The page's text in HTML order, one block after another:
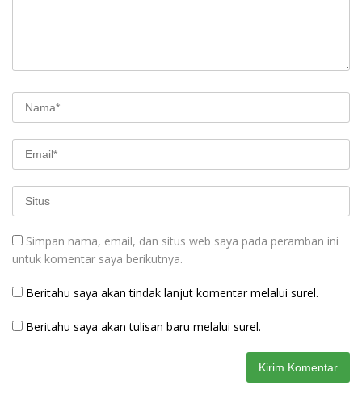
Simpan nama, email, dan situs web saya pada peramban ini
untuk komentar saya berikutnya.
Beritahu saya akan tindak lanjut komentar melalui surel.
Beritahu saya akan tulisan baru melalui surel.